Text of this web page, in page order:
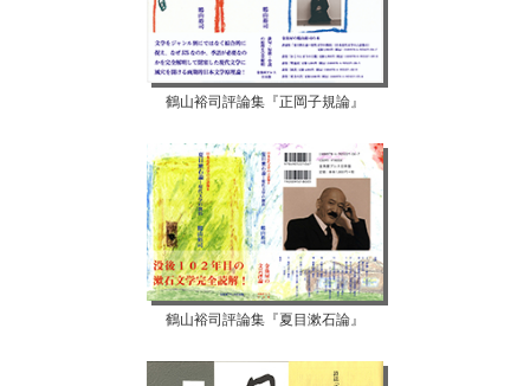
鶴山裕司評論集『正岡子規論』
鶴山裕司評論集『夏目漱石論』